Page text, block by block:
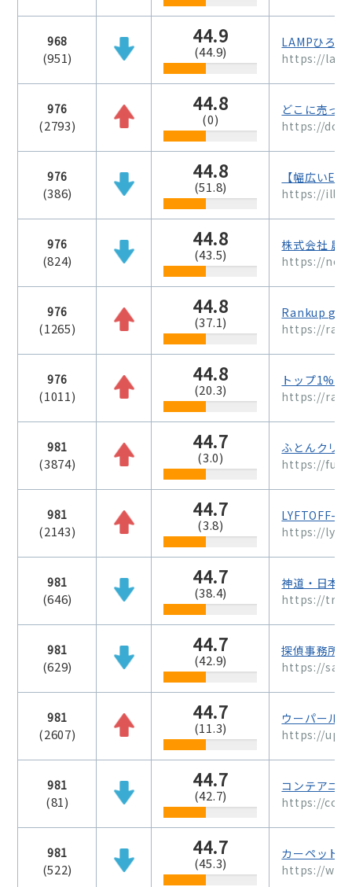
968
(951)
44.9
(44.9)
LAMPひろば
https://
976
(2793)
44.8
(0)
どこに売っ
https://
976
(386)
44.8
(51.8)
【幅広いE
https://
976
(824)
44.8
(43.5)
株式会社 農
https://
976
(1265)
44.8
(37.1)
Rankup
https://
976
(1011)
44.8
(20.3)
トップ1%し
https://
981
(3874)
44.7
(3.0)
ふとんクリ
https://
981
(2143)
44.7
(3.8)
LYFTOFF-
https://
981
(646)
44.7
(38.4)
神道・日本
https://
981
(629)
44.7
(42.9)
探偵事務所
https://sat-
981
(2607)
44.7
(11.3)
ウーパール
https://
981
(81)
44.7
(42.7)
コンテアニ
https://
981
(522)
44.7
(45.3)
カーペット
https://